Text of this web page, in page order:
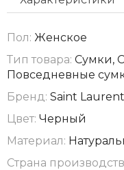
Пол: Женское
Тип товара: Сумки,
Повседневные
Бренд: Saint Laurent
Цвет: Черный
Материал:
Страна